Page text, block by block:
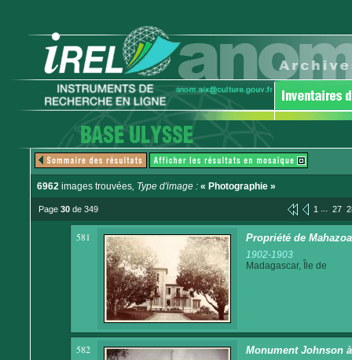
6962 images trouvées, Type d'image : « Photographie »
Page 30 de 349 1 ... 27
581 Propriété de
1902-1903
Madagascar, Île de
582 Monument Johnson